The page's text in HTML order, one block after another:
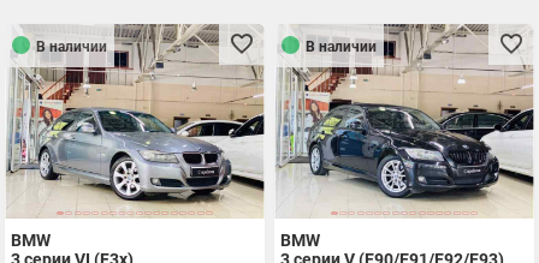
В наличии
BMW
В наличии
BMW